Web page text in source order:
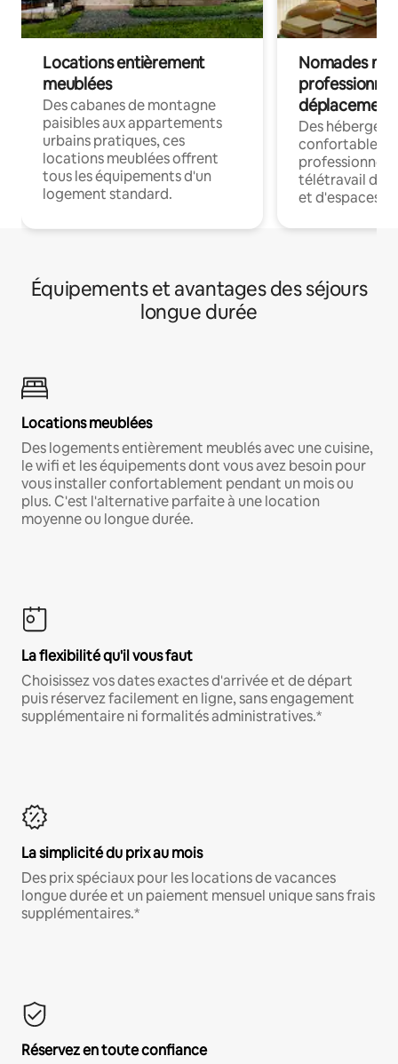
Locations entièrement
meublées
Des cabanes de montagne
paisibles aux appartements
urbains pratiques, ces
locations meublées offrent
tous les équipements d'un
logement standard.
Nomades
déplacement
Des
confortables
professionnels
télétravail
et d'espaces
Équipements et avantages des séjours
longue durée
Locations meublées
Des logements entièrement meublés avec une cuisine,
le wifi et les équipements dont vous avez besoin pour
vous installer confortablement pendant un mois ou
plus. C'est l'alternative parfaite à une location
moyenne ou longue durée.
La flexibilité qu'il vous faut
Choisissez vos dates exactes d'arrivée et de départ
puis réservez facilement en ligne, sans engagement
supplémentaire ni formalités administratives.*
La simplicité du prix au mois
Des prix spéciaux pour les locations de vacances
longue durée et un paiement mensuel unique sans frais
supplémentaires.*
Réservez en toute confiance